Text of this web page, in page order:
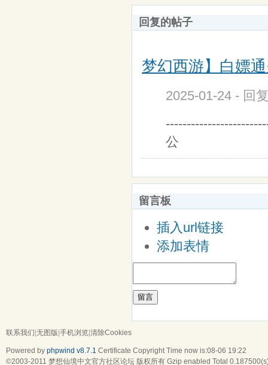
回复的帖子
梦幻西游】白嫖
2025-01-24 - 回
公
留言板
插入url链接
添加表情
留言
联系我们|无图版|手机浏览|清除Cookies
Powered by phpwind v8.7.1 Certificate Copyright Time now is:08-06 19:22
©2003-2011 梦想仙境中文官方社区论坛 版权所有 Gzip enabled Total